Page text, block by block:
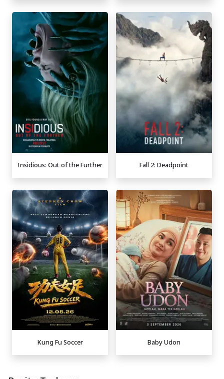
Insidious: Out of the Further Fall 2: Deadpoint
Kung Fu Soccer Baby Udon